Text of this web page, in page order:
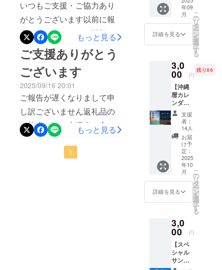
が届くことが遅れることに
なり申し訳ございません北
野たかゆき
語り商品のよさを説明した
からこそ共感して頂いたと
信じていますご支援いただ
いた方協力やアドバイスし
ていただいた方応援してい
ただいた方1ヶ月間という短
い間でしたが本当にありが
とうございました返礼品に
ついては10月下旬以降の発
送を予定しています沖縄暦
カレンダーは最高の仕上が
いつもご支援・ご協力あり
がとうございます以前に報
告されて頂いていた返礼品
の審査が無事通りました(株)
松田FRP工業様の提供でレ
ジンのキーホルダーが返礼
品として追加されました沖
縄の海をイメージしたとて
も綺麗なキーホルダーです
ひとつひとつ手描きで沖縄
の海の青さを表現し砂浜に
は「はいむるぶし（星の
もっと見る
ご支援ありがとう
ございます
2025/09/16 20:01
ご報告が遅くなりまして申
し訳ございません返礼品の
お約束として支援者の方々
へのお名前を公開させてい
ただきますご支援感謝いた
もっと見る
1
ます 活
動レ
ポート
及び私
のブロ
グに、
いただ
いたあ
なたの
お名前
を記載
させて
いただ
きます
・活動
レポー
ト掲載
期間：
販売開
始から
随時 ・
ブログ
掲載期
11月1日
より
2026年
12月31
日まで
・掲載
方法：
年09
月
詳細を見る
こ
の
リ
タ
ー
ン
を
選
択
す
る
3,0
00 円
残り86
【沖縄
暦カレ
ンダー
1つ】
・2026
年1月～
12月ま
でのカ
レン
ダー ・
サイ
ズ：
A2（縦
420mm
×横
594mm
紙を広
げたよ
り少し
大き
め） ・
家族の
支援
者：
14人
お届
け予
定：
2025
年10
月
詳細を見る
こ
の
リ
タ
ー
ン
を
選
択
す
る
3,0
00 円
【スペ
シャル
サンク
ス記載